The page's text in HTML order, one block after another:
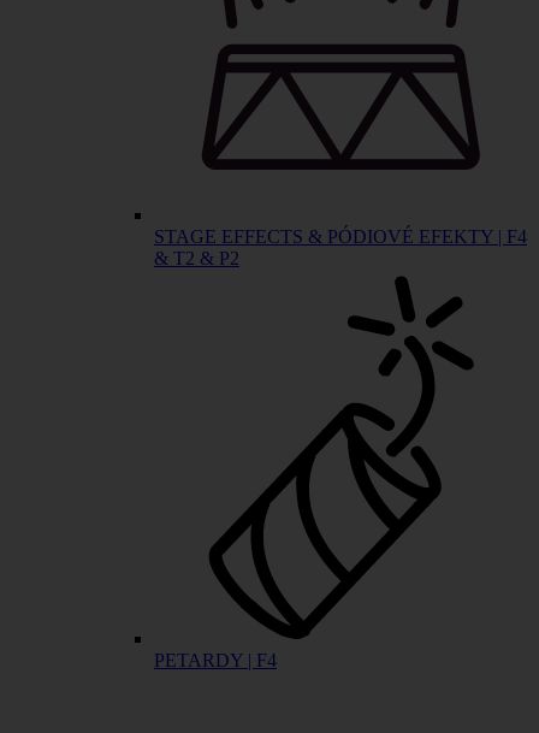
STAGE EFFECTS & PÓDIOVÉ EFEKTY | F4
& T2 & P2
PETARDY | F4